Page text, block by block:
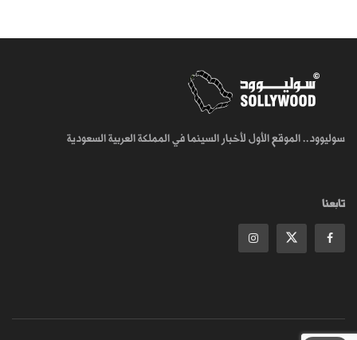
سوليوود.. الموقع الأول لأخبار السينما في المملكة العربية السعودية
تابعنا